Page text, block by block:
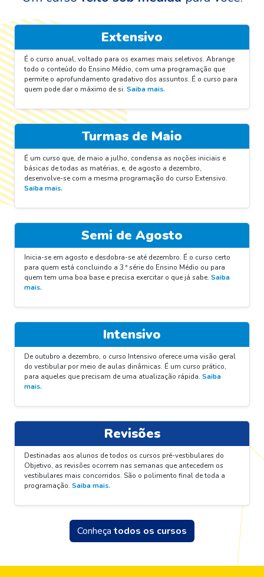
Extensivo
É o curso anual, voltado para os exames mais seletivos. Abrange
todo o conteúdo do Ensino Médio, com uma programação que
permite o aprofundamento gradativo dos assuntos. É o curso para
quem pode dar o máximo de si. Saiba mais.
Turmas de Maio
É um curso que, de maio a julho, condensa as noções iniciais e
básicas de todas as matérias, e, de agosto a dezembro,
desenvolve-se com a mesma programação do curso Extensivo.
Saiba mais.
Semi de Agosto
Inicia-se em agosto e desdobra-se até dezembro. É o curso certo
para quem está concluindo a 3.ª série do Ensino Médio ou para
quem tem uma boa base e precisa exercitar o que já sabe. Saiba
mais.
Intensivo
De outubro a dezembro, o curso Intensivo oferece uma visão geral
do vestibular por meio de aulas dinâmicas. É um curso prático,
para aqueles que precisam de uma atualização rápida. Saiba
mais.
Revisões
Destinadas aos alunos de todos os cursos pré-vestibulares do
Objetivo, as revisões ocorrem nas semanas que antecedem os
vestibulares mais concorridos. São o polimento final de toda a
programação. Saiba mais.
Conheça todos os cursos